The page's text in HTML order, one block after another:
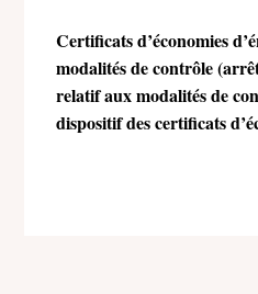
Certificats d’économies
modalités de contrôle
relatif aux modalités de
dispositif des certificats